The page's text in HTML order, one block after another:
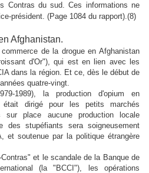
Contras du sud. Ces informations ne
président. (Page 1084 du rapport).(8)
Afghanistan.
de la drogue en Afghanistan
d'Or"), qui est en lien avec les
dans la région. Et ce, dès le début de
quatre-vingt.
1989), la production d'opium en
dirigé pour les petits marchés
place aucune production locale
des stupéfiants sera soigneusement
et soutenue par la politique étrangère
et le scandale de la Banque de
(la "BCCI"), les opérations